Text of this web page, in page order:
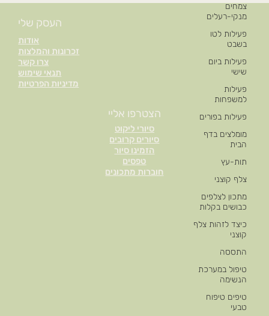
צמחים
מנקי-רעלים
פעילות לטו
בשבט
פעילות ביום
שישי
פעילות
למשפחות
פעילות בפורים
מומלצים בדף
הבית
תות-עץ
צלף קוצני
מתכון לצלפים
כבושים בקלות
כיצד לזהות צלף
קוצני
התססה
טיפול במערכת
הנשימה
טיפים טיפוח
טבעי
אודות
זכרונות והמלצות
צרו קשר
תנאי שימוש
מדיניות הפרטיות
העסק שלי
סיורי ליקוט
סיורים קרובים
הזמינו סיור
טפסים
חוברות מתכונים
הצטרפו אליי